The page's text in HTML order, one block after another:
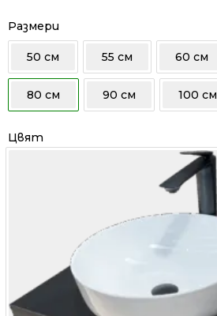
351.77 €
/
688.00 лв..
264.85 €
/
518.00 лв..
Размери
50 см 55 см 60 см
80 см 90 см 100 см
Цвят